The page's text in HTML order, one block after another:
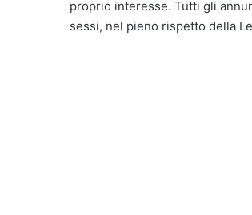
proprio interesse. Tutti gli
sessi, nel pieno rispetto della